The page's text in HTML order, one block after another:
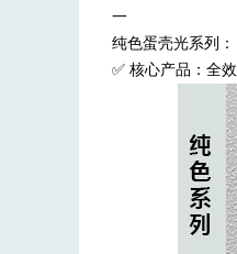
一
纯色蛋壳光系列：
✅ 核心产品：全